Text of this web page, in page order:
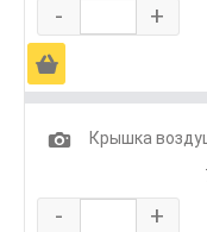
- +
Ä
1
Крышка
- +